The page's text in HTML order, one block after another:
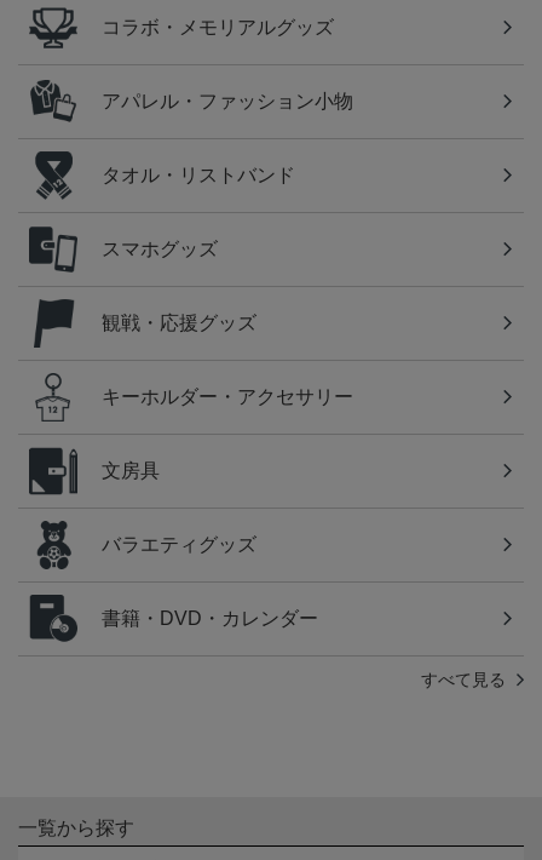
コラボ・メモリアルグッズ
アパレル・ファッション小物
タオル・リストバンド
スマホグッズ
観戦・応援グッズ
キーホルダー・アクセサリー
文房具
バラエティグッズ
書籍・DVD・カレンダー
すべて見る
一覧から探す